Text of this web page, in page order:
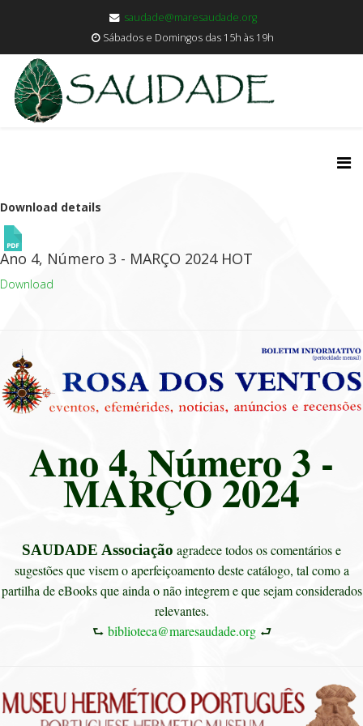
saudade@maresaudade.org
Sábados e Domingos das 15h às 19h
Download details
Ano 4, Número 3 - MARÇO 2024 HOT
Download
Ano 4, Número 3 -
MARÇO 2024
SAUDADE Associação agradece todos os comentários e
sugestões que visem o aperfeiçoamento deste catálogo, tal como a
partilha de eBooks que ainda o não integrem e que sejam considerados
relevantes.
⮑ biblioteca@maresaudade.org⮐